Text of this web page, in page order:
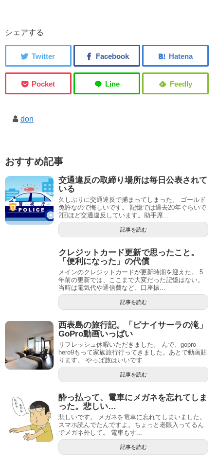
シェアする
don
おすすめ記事
交通違反の取締り場所は毎日公表されて
いる
久しぶりに交通違反で捕まってしまった。 ゴールド
免許なので悔しいです。 記憶では過去20年ぐらいで
2回ほど交通違反しています。助手席...
記事を読む
クレジットカード更新で思ったこと。
「便利になった」の代償
メインのクレジットカードが更新時期を迎えた。 5
年前の更新では、ここまで大変だった記憶はない。
当時は電気代や通信費など、口座振...
記事を読む
西表島の旅行記。「ピナイサーラの滝」
GoPro動画いっぱい
リフレッシュ休暇いただきました。 んで、gopro
hero9もって家族旅行行ってきました。あとで動画貼
ります。 やっぱ旅はいいです...
記事を読む
酔っ払って、電車にメガネを忘れてしま
った。悲しい…
悲しいです。 メガネを電車に忘れてしまいました。
スマホ読んでたんですよ。ちょっと老眼入ってるん
でメガネ外して。 電車もす...
記事を読む